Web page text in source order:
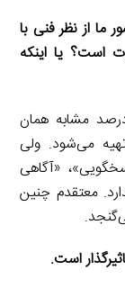
ما از نظر فنی با
است؟ یا اینکه
گزارش‌های ارزیابی در ایران تقریبا ۹۰ درصد مشابه همان
می‌شود. ولی
«آگاهی
معتقدم چنین
است.